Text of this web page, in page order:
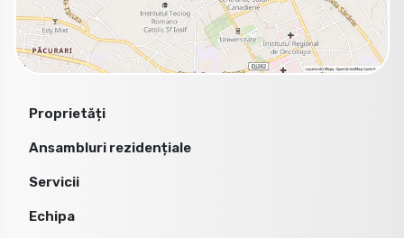
Proprietăți
Ansambluri rezidențiale
Servicii
Echipa